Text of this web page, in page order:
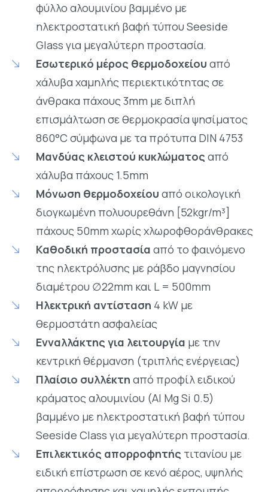
φύλλο αλουμινίου βαμμένο με
ηλεκτροστατική βαφή τύπου Seeside
Glass για μεγαλύτερη προστασία.
Εσωτερικό μέρος θερμοδοχείου από
χάλυβα χαμηλής περιεκτικότητας σε
άνθρακα πάχους 3mm με διπλή
επισμάλτωση σε θερμοκρασία ψησίματος
860°C σύμφωνα με τα πρότυπα DIN 4753
Μανδύας κλειστού κυκλώματος από
χάλυβα πάχους 1.5mm
Μόνωση θερμοδοχείου από οικολογική
διογκωμένη πολυουρεθάνη [52kgr/m³]
πάχους 50mm χωρίς χλωροφθοράνθρακες
Καθοδική προστασία από το φαινόμενο
της ηλεκτρόλυσης με ράβδο μαγνησίου
διαμέτρου ∅22mm και L = 500mm
Ηλεκτρική αντίσταση 4 kW με
θερμοστάτη ασφαλείας
Ενναλλάκτης για λειτουργία με την
κεντρική θέρμανση (τριπλής ενέργειας)
Πλαίσιο συλλέκτη από προφίλ ειδικού
κράματος αλουμινίου (Al Mg Si 0.5)
βαμμένο με ηλεκτροστατική βαφή τύπου
Seeside Class για μεγαλύτερη προστασία.
Επιλεκτικός απορροφητής τιτανίου με
ειδική επίστρωση σε κενό αέρος, υψηλής